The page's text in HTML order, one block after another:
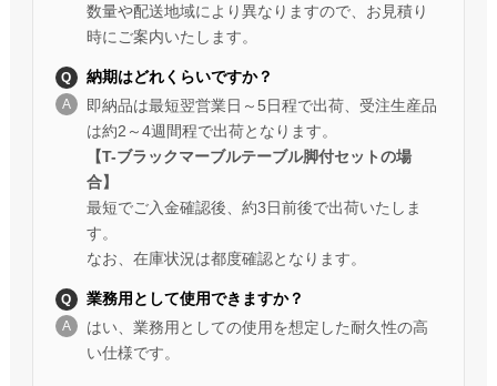
数量や配送地域により異なりますので、お見積り
時にご案内いたします。
納期はどれくらいですか？
即納品は最短翌営業日～5日程で出荷、受注生産品
は約2～4週間程で出荷となります。
【T-ブラックマーブルテーブル脚付セットの場
合】
最短でご入金確認後、約3日前後で出荷いたしま
す。
なお、在庫状況は都度確認となります。
業務用として使用できますか？
はい、業務用としての使用を想定した耐久性の高
い仕様です。